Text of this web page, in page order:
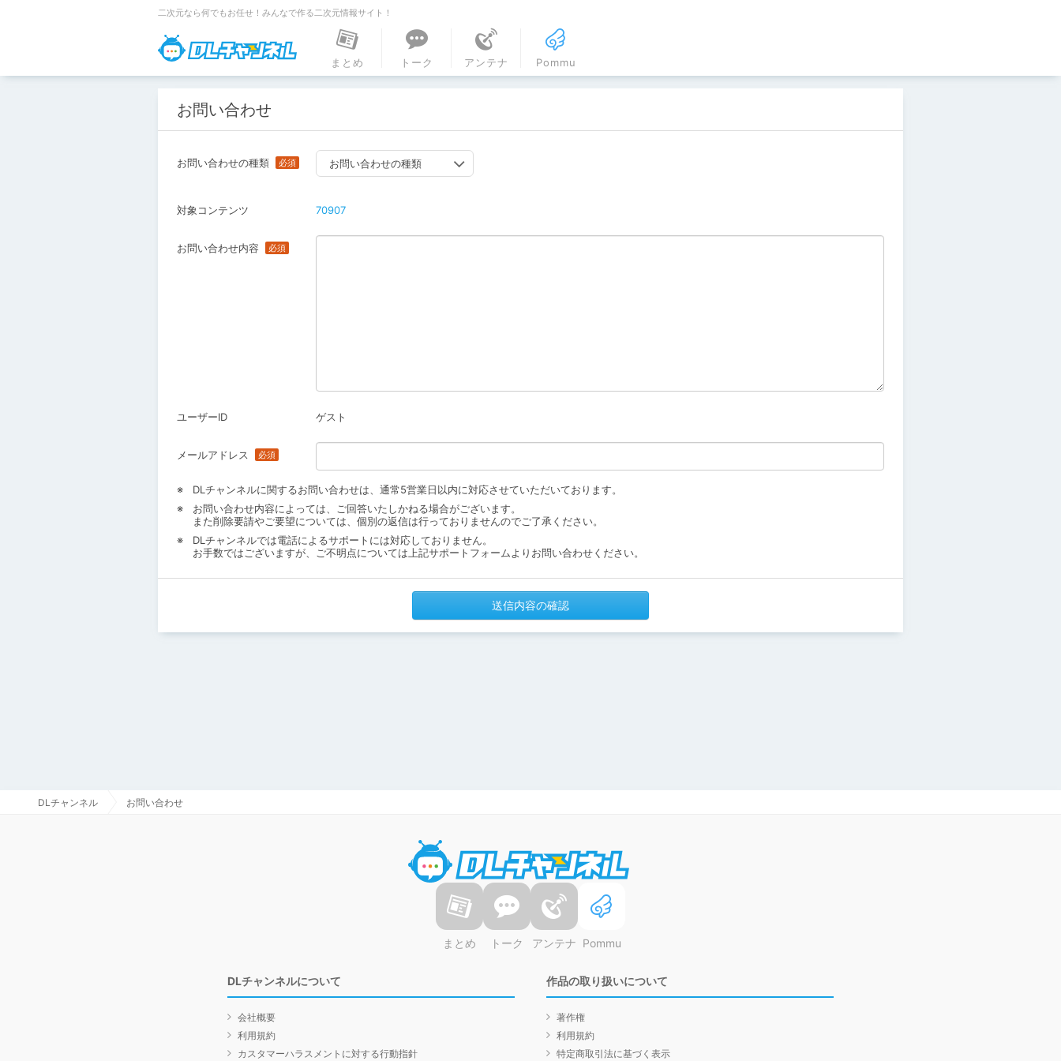
二次元なら何でもお任せ！みんなで作る二次元情報サイト！
DLチャンネル
まとめ
トーク アンテナ Pommu
お問い合わせ
お問い合わせの種類 お問い合わせの種類
対象コンテンツ 70907
お問い合わせ内容
ユーザーID ゲスト
メールアドレス
DLチャンネルに関するお問い合わせは、通常5営業日以内に対応させていただいております。
お問い合わせ内容によっては、ご回答いたしかねる場合がございます。
また削除要請やご要望については、個別の返信は行っておりませんのでご了承ください。
DLチャンネルでは電話によるサポートには対応しておりません。
お手数ではございますが、ご不明点については上記サポートフォームよりお問い合わせください。
送信内容の確認
DLチャンネル お問い合わせ
まとめ トーク アンテナ Pommu
DLチャンネルについて
会社概要
利用規約
カスタマーハラスメントに対する行動指針
作品の取り扱いについて
著作権
利用規約
特定商取引法に基づく表示